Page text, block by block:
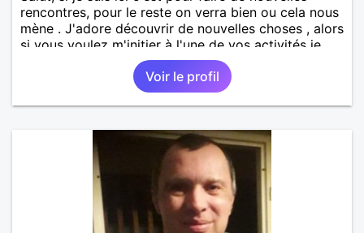
rencontres, pour le reste on verra bien ou cela nous
mène . J'adore découvrir de nouvelles choses , alors
si vous voulez m'initier à l'une de vos activités je
Voir le profil